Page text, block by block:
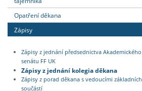
Opatření děkana
Zápisy
Zápisy z jednání předsednictva Akademického
senátu FF UK
Zápisy z jednání kolegia děkana
Zápisy z porad děkana s vedoucími základních
součástí